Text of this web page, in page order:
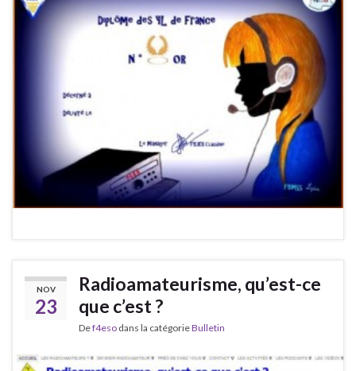
NOV
23
Radioamateurisme, qu’est-ce
que c’est ?
Def4eso dans la catégorieBulletin